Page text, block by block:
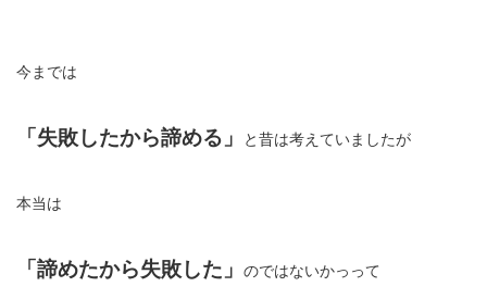
今までは
「失敗したから諦める」 と昔は考えていましたが
本当は
「諦めたから失敗した」 のではないかっって